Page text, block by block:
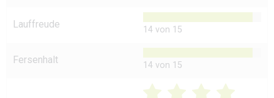
Lauffreude 14 von 15
Fersenhalt 14 von 15